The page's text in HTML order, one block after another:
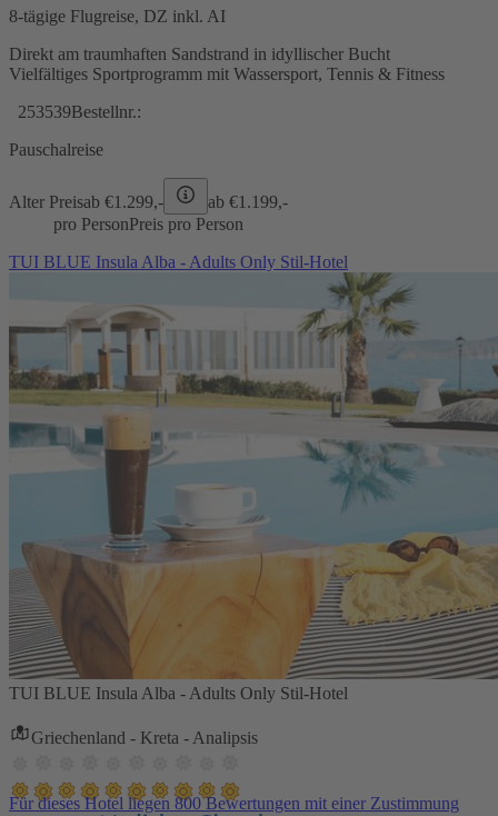
8-tägige Flugreise, DZ inkl. AI
Direkt am traumhaften Sandstrand in idyllischer Bucht
Vielfältiges Sportprogramm mit Wassersport, Tennis & Fitness
253539Bestellnr.:
Pauschalreise
Alter Preisab €1.299,- ab €1.199,-
pro PersonPreis pro Person
TUI BLUE Insula Alba - Adults Only Stil-Hotel
TUI BLUE Insula Alba - Adults Only Stil-Hotel
Griechenland - Kreta - Analipsis
Für dieses Hotel liegen 800 Bewertungen mit einer Zustimmung